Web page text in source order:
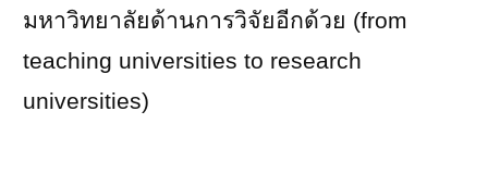
มหาวิทยาลัยด้านการวิจัยอีกด้วย (from
teaching universities to research
universities)